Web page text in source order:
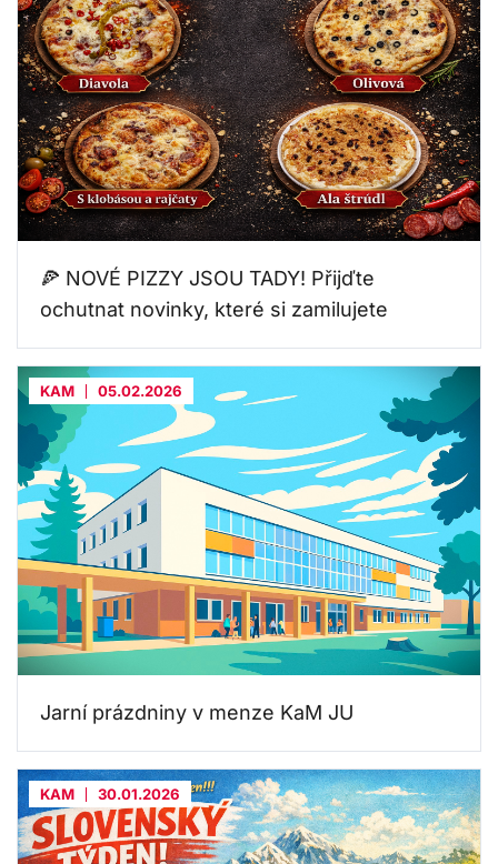
🍕 NOVÉ PIZZY JSOU TADY! Přijďte
ochutnat novinky, které si zamilujete
KAM 05.02.2026
Jarní prázdniny v menze KaM JU
KAM 30.01.2026